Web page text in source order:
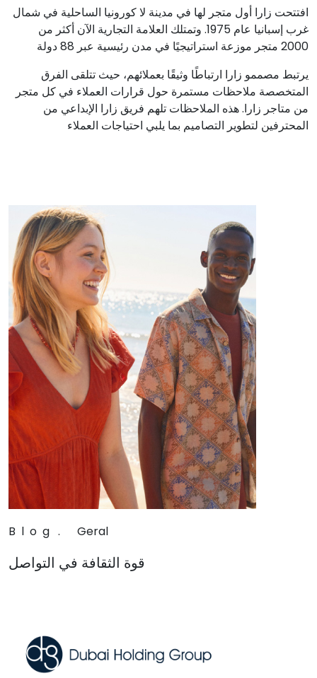
افتتحت زارا أول متجر لها في مدينة لا كورونيا الساحلية في شمال
غرب إسبانيا عام 1975. وتمتلك العلامة التجارية الآن أكثر من
2000 متجر موزعة استراتيجيًا في مدن رئيسية عبر 88 دولة
يرتبط مصممو زارا ارتباطًا وثيقًا بعملائهم، حيث تتلقى الفرق
المتخصصة ملاحظات مستمرة حول قرارات العملاء في كل متجر
من متاجر زارا. هذه الملاحظات تلهم فريق زارا الإبداعي من
المحترفين لتطوير التصاميم بما يلبي احتياجات العملاء
Blog . Geral
قوة الثقافة في التواصل